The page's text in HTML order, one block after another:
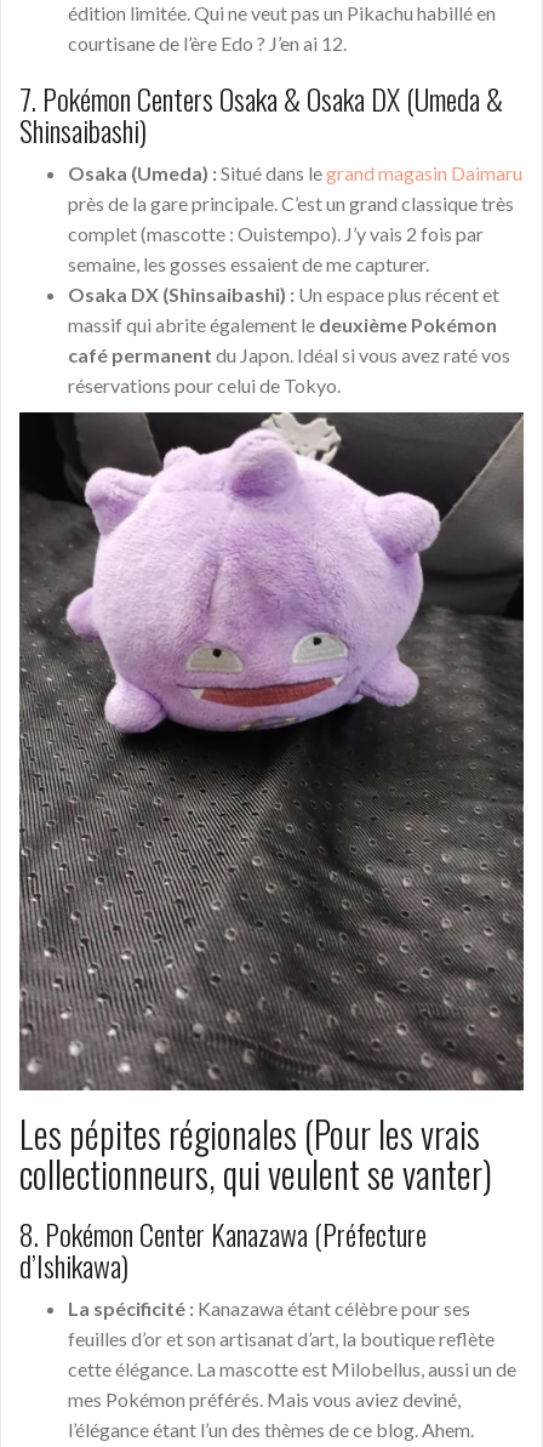
édition limitée. Qui ne veut pas un Pikachu habillé en
courtisane de l’ère Edo ? J’en ai 12.
7. Pokémon Centers Osaka & Osaka DX (Umeda &
Shinsaibashi)
Osaka (Umeda) :Situé dans legrand magasin Daimaru
près de la gare principale. C’est un grand classique très
complet (mascotte : Ouistempo). J’y vais 2 fois par
semaine, les gosses essaient de me capturer.
Osaka DX (Shinsaibashi) : Un espace plus récent et
massif qui abrite également le deuxième Pokémon
café permanent du Japon. Idéal si vous avez raté vos
réservations pour celui de Tokyo.
Les pépites régionales (Pour les vrais
collectionneurs, qui veulent se vanter)
8. Pokémon Center Kanazawa (Préfecture
d’Ishikawa)
La spécificité : Kanazawa étant célèbre pour ses
feuilles d’or et son artisanat d’art, la boutique reflète
cette élégance. La mascotte est Milobellus, aussi un de
mes Pokémon préférés. Mais vous aviez deviné,
l’élégance étant l’un des thèmes de ce blog. Ahem.